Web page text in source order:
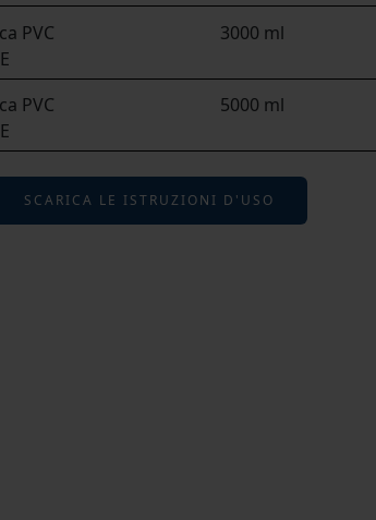
PVC
3000 ml
PVC
5000 ml
SCARICA LE ISTRUZIONI D'USO